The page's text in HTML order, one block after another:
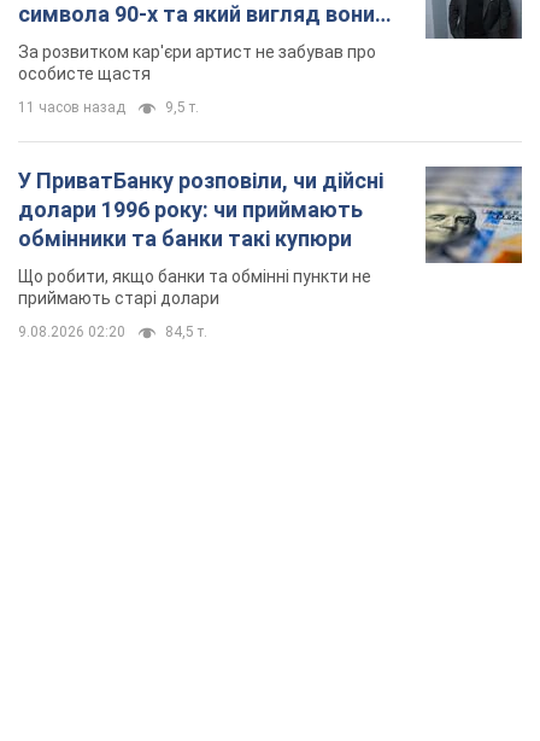
символа 90-х та який вигляд вони
мають
За розвитком кар'єри артист не забував про
особисте щастя
11 часов назад 9,5 т.
У ПриватБанку розповіли, чи дійсні
долари 1996 року: чи приймають
обмінники та банки такі купюри
Що робити, якщо банки та обмінні пункти не
приймають старі долари
9.08.2026 02:20 84,5 т.